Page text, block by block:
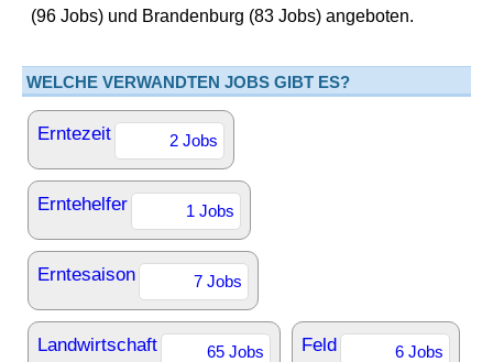
(96 Jobs) und Brandenburg (83 Jobs) angeboten.
WELCHE VERWANDTEN JOBS GIBT ES?
Erntezeit 2 Jobs
Erntehelfer 1 Jobs
Erntesaison 7 Jobs
Landwirtschaft 65 Jobs Feld 6 Jobs